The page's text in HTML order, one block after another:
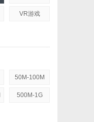
VR游戏
50M-100M
500M-1G